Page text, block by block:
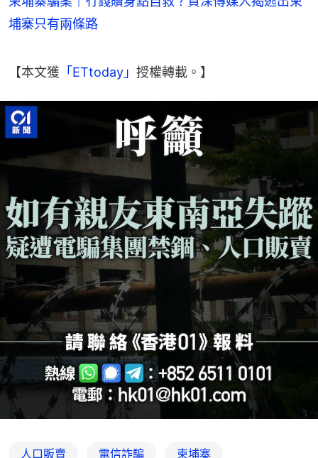
埔寨只有兩條路
【本文獲 「ETtoday」 授權轉載。】
人口販賣 電信詐騙 柬埔寨